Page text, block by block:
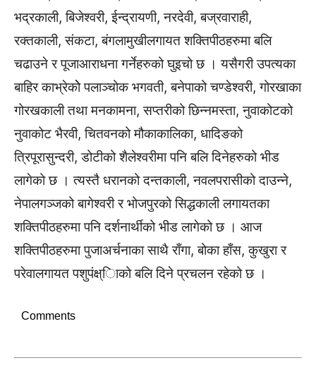
भद्रकाली, बिजेश्वरी, ईन्द्रायणी, नरदेवी, बज्रवाराही,
रक्तकाली, संकटा, बंगलामुखीलगायत शक्तिपीठहरुमा बलि
चढाउने र पूजाआराधना गर्नेहरुको घुइचो छ । यसैगरी उपत्यका
बाहिर काभ्रेकोे पलाञ्चोक भगवती, बनेपाको चण्डेश्वरी, गोरखाका
गोरखकाली तथा मनकामना, सप्तरीको छिन्नमस्ता, नुवाकोटको
नुवाकोट भैरवी, चितवनको मौकाकालिका, धादिङको
त्रिपूरासुन्दरी, डोटीको शैलेश्वरीमा पनि बलि दिनेहरुको भीड
लागेको छ । त्यस्तै धरानको दन्तकाली, नवलपरासीको दाउन्ने,
नेपालगञ्जको बागेश्वरी र भोजपुरको सिद्धकाली लगायतका
शक्तिपीठहरुमा पनि दर्शनार्थीको भीड लागेको छ । आज
शक्तिपीठहरुमा पुजाअर्चनाका साथै राँगा, बोका हाँस, कुखुरा र
परेवालगायत पशुपंक्ष्ािको बलि दिने प्रचलन रहेको छ ।
Comments